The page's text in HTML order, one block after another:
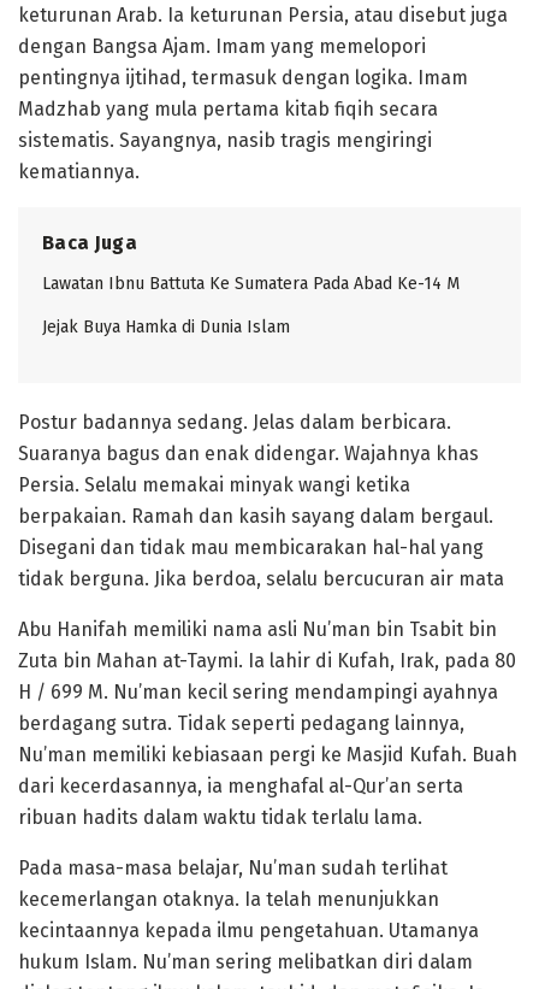
keturunan Arab. Ia keturunan Persia, atau disebut juga
dengan Bangsa Ajam. Imam yang memelopori
pentingnya ijtihad, termasuk dengan logika. Imam
Madzhab yang mula pertama kitab fiqih secara
sistematis. Sayangnya, nasib tragis mengiringi
kematiannya.
Baca Juga
Lawatan Ibnu Battuta Ke Sumatera Pada Abad Ke-14 M
Jejak Buya Hamka di Dunia Islam
Postur badannya sedang. Jelas dalam berbicara.
Suaranya bagus dan enak didengar. Wajahnya khas
Persia. Selalu memakai minyak wangi ketika
berpakaian. Ramah dan kasih sayang dalam bergaul.
Disegani dan tidak mau membicarakan hal-hal yang
tidak berguna. Jika berdoa, selalu bercucuran air mata
Abu Hanifah memiliki nama asli Nu’man bin Tsabit bin
Zuta bin Mahan at-Taymi. Ia lahir di Kufah, Irak, pada 80
H / 699 M. Nu’man kecil sering mendampingi ayahnya
berdagang sutra. Tidak seperti pedagang lainnya,
Nu’man memiliki kebiasaan pergi ke Masjid Kufah. Buah
dari kecerdasannya, ia menghafal al-Qur’an serta
ribuan hadits dalam waktu tidak terlalu lama.
Pada masa-masa belajar, Nu’man sudah terlihat
kecemerlangan otaknya. Ia telah menunjukkan
kecintaannya kepada ilmu pengetahuan. Utamanya
hukum Islam. Nu’man sering melibatkan diri dalam